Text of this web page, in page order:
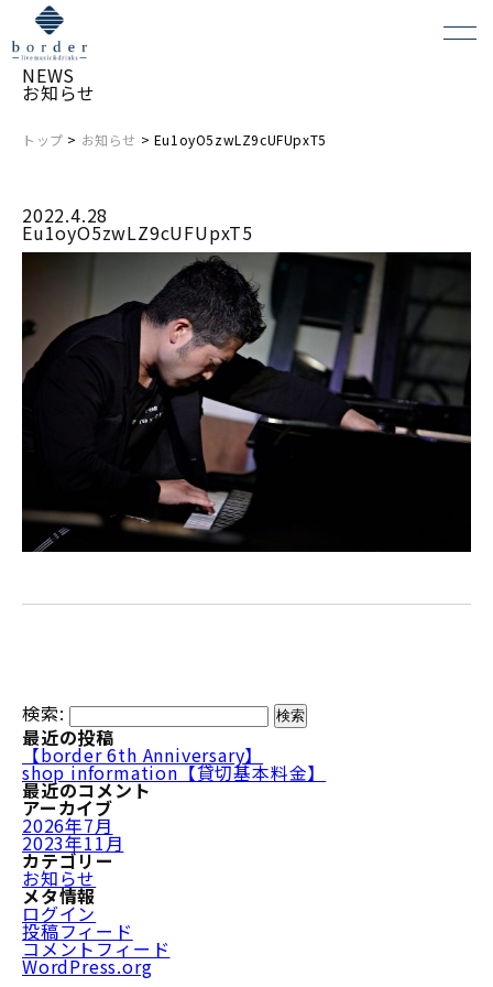
NEWS
お知らせ
トップ > お知らせ > Eu1oyO5zwLZ9cUFUpxT5
2022.4.28
Eu1oyO5zwLZ9cUFUpxT5
検索:
最近の投稿
【border 6th Anniversary】
shop information【貸切基本料金】
最近のコメント
アーカイブ
2026年7月
2023年11月
カテゴリー
お知らせ
メタ情報
ログイン
投稿フィード
コメントフィード
WordPress.org